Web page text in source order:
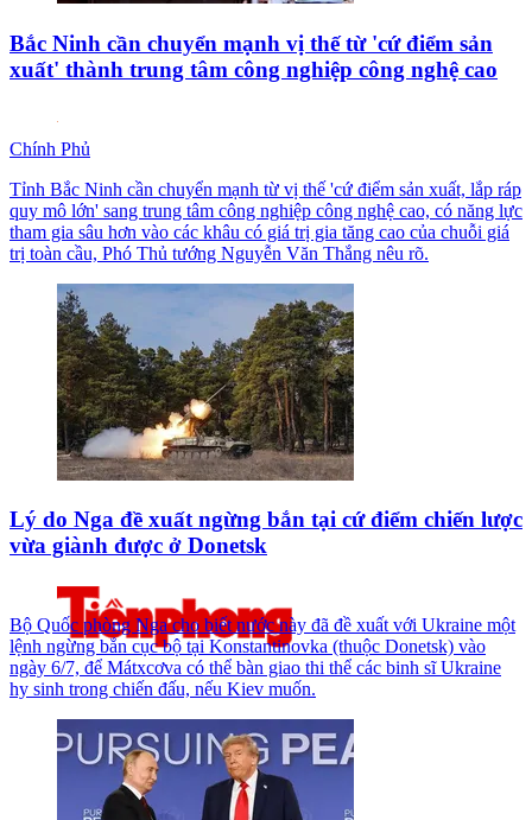
Bắc Ninh cần chuyển mạnh vị thế từ 'cứ điểm sản
xuất' thành trung tâm công nghiệp công nghệ cao
Chính Phủ
Tỉnh Bắc Ninh cần chuyển mạnh từ vị thế 'cứ điểm sản xuất, lắp ráp
quy mô lớn' sang trung tâm công nghiệp công nghệ cao, có năng lực
tham gia sâu hơn vào các khâu có giá trị gia tăng cao của chuỗi giá
trị toàn cầu, Phó Thủ tướng Nguyễn Văn Thắng nêu rõ.
Lý do Nga đề xuất ngừng bắn tại cứ điểm chiến lược
vừa giành được ở Donetsk
Bộ Quốc phòng Nga cho biết nước này đã đề xuất với Ukraine một
lệnh ngừng bắn cục bộ tại Konstantinovka (thuộc Donetsk) vào
ngày 6/7, để Mátxcơva có thể bàn giao thi thể các binh sĩ Ukraine
hy sinh trong chiến đấu, nếu Kiev muốn.